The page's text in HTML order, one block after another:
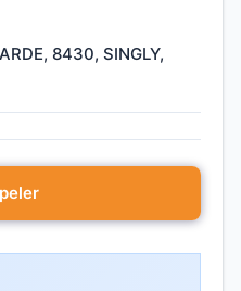
8430, SINGLY,